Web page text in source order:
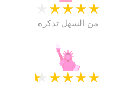
★
★
★
★
من السهل تذكره
★
★
★
★
★